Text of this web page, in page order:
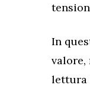
In
valore,
lettura